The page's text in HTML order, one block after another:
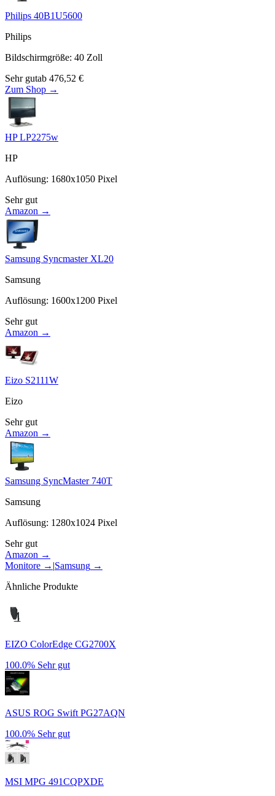
Philips 40B1U5600
Philips
Bildschirmgröße: 40 Zoll
Sehr gutab 476,52 €
Zum Shop →
HP LP2275w
HP
Auflösung: 1680x1050 Pixel
Sehr gut
Amazon →
Samsung Syncmaster XL20
Samsung
Auflösung: 1600x1200 Pixel
Sehr gut
Amazon →
Eizo S2111W
Eizo
Sehr gut
Amazon →
Samsung SyncMaster 740T
Samsung
Auflösung: 1280x1024 Pixel
Sehr gut
Amazon →
Monitore → |Samsung →
Ähnliche Produkte
EIZO ColorEdge CG2700X
100.0% Sehr gut
ASUS ROG Swift PG27AQN
100.0% Sehr gut
MSI MPG 491CQPXDE